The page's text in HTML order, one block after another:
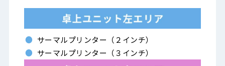
サーマルプリンター（２インチ）
サーマルプリンター（３インチ）